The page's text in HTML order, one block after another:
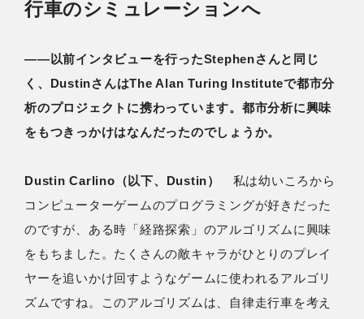
行車のシミュレーションへ
――以前インタビューを行ったStephenさんと同じ
く、DustinさんはThe Alan Turing Instituteで都市分
析のプロジェクトに携わっています。都市分析に興味
をもつきっかけはなんだったのでしょうか。
Dustin Carlino（以下、Dustin）
私は幼いころから
コンピューターゲームのプログラミングが好きだった
のですが、ある時「経路探索」のアルゴリズムに興味
をもちました。たくさんの敵キャラがひとりのプレイ
ヤーを追いかけ回すようなゲームに使われるアルゴリ
ズムですね。このアルゴリズムは、自律走行車を考え